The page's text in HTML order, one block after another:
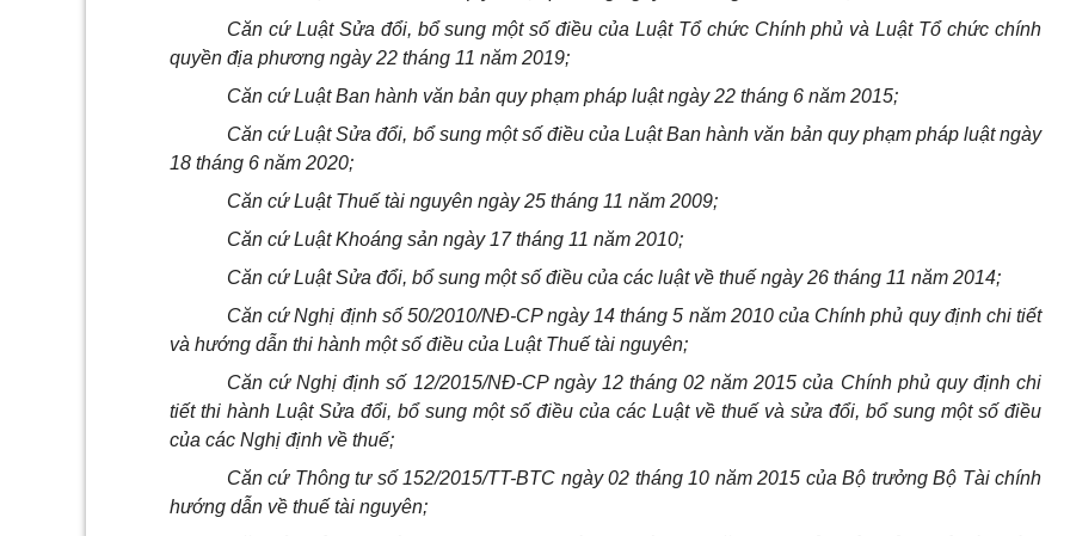
Căn cứ Luật Sửa đổi, bổ sung một số điều của Luật Tổ chức Chính phủ và Luật Tổ chức chính
quyền địa phương ngày 22 tháng 11 năm 2019;
Căn cứ Luật Ban hành văn bản quy phạm pháp luật ngày 22 tháng 6 năm 2015;
Căn cứ Luật Sửa đổi, bổ sung một số điều của Luật Ban hành văn bản quy phạm pháp luật ngày
18 tháng 6 năm 2020;
Căn cứ Luật Thuế tài nguyên ngày 25 tháng 11 năm 2009;
Căn cứ Luật Khoáng sản ngày 17 tháng 11 năm 2010;
Căn cứ Luật Sửa đổi, bổ sung một số điều của các luật về thuế ngày 26 tháng 11 năm 2014;
Căn cứ Nghị định số 50/2010/NĐ-CP ngày 14 tháng 5 năm 2010 của Chính phủ quy định chi tiết
và hướng dẫn thi hành một số điều của Luật Thuế tài nguyên;
Căn cứ Nghị định số 12/2015/NĐ-CP ngày 12 tháng 02 năm 2015 của Chính phủ quy định chi
tiết thi hành Luật Sửa đổi, bổ sung một số điều của các Luật về thuế và sửa đổi, bổ sung một số điều
của các Nghị định về thuế;
Căn cứ Thông tư số 152/2015/TT-BTC ngày 02 tháng 10 năm 2015 của Bộ trưởng Bộ Tài chính
hướng dẫn về thuế tài nguyên;